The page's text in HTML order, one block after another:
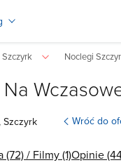
Szczyrk Noclegi
Szczyrk Wróć do
(72) / Filmy (1)Opinie